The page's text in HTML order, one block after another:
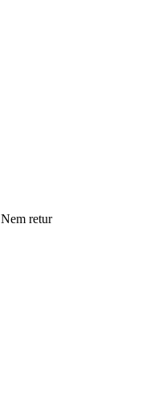
Nem retur